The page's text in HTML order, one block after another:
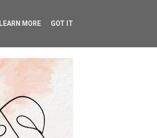
LEARN MORE GOT IT